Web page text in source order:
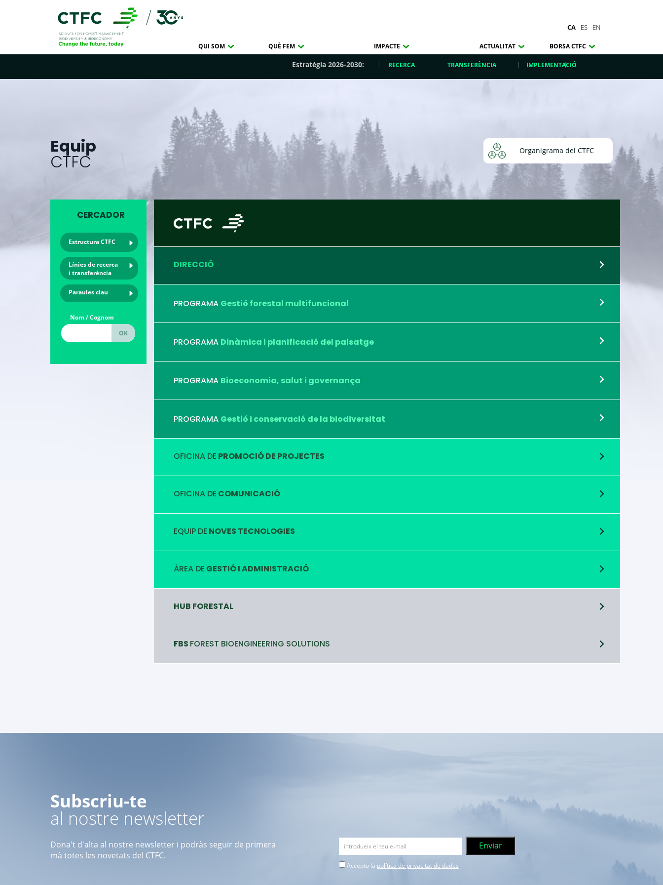
CA ES EN
QUI SOM QUÈ FEM IMPACTE ACTUALITAT BORSA CTFC
Estratègia 2026-2030: RECERCA TRANSFERÈNCIA IMPLEMENTACIÓ
Equip
CTFC
Organigrama del CTFC
CERCADOR
Estructura CTFC
Línies de recerca
i transferència
Paraules clau
Nom / Cognom
DIRECCIÓ
PROGRAMA Gestió forestal multifuncional
PROGRAMA Dinàmica i planificació del paisatge
PROGRAMA Bioeconomia, salut i governança
PROGRAMA Gestió i conservació de la biodiversitat
OFICINA DE PROMOCIÓ DE PROJECTES
OFICINA DE COMUNICACIÓ
EQUIP DE NOVES TECNOLOGIES
ÀREA DE GESTIÓ I ADMINISTRACIÓ
HUB FORESTAL
FBS FOREST BIOENGINEERING SOLUTIONS
Subscriu-te
al nostre newsletter
Dona't d'alta al nostre newsletter i podràs seguir de primera
mà totes les novetats del CTFC.
Accepto la política de privacitat de dades